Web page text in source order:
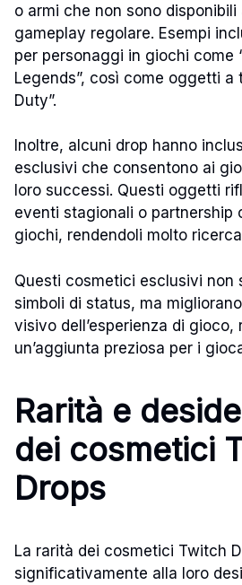
o armi che non sono
gameplay regolare. Esempi
per personaggi in giochi come
Legends”, così come oggetti a
Duty”.
Inoltre, alcuni drop hanno
esclusivi che consentono ai
loro successi. Questi oggetti
eventi stagionali o partnership
giochi, rendendoli molto
Questi cosmetici esclusivi non
simboli di status, ma
visivo dell’esperienza di gioco,
un’aggiunta preziosa per i
Rarità e
dei cosmetici
Drops
La rarità dei cosmetici Twitch
significativamente alla loro